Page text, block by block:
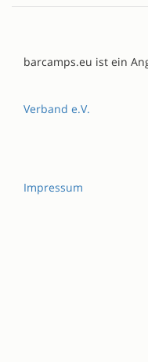
barcamps.eu ist ein
Verband e.V.
Impressum